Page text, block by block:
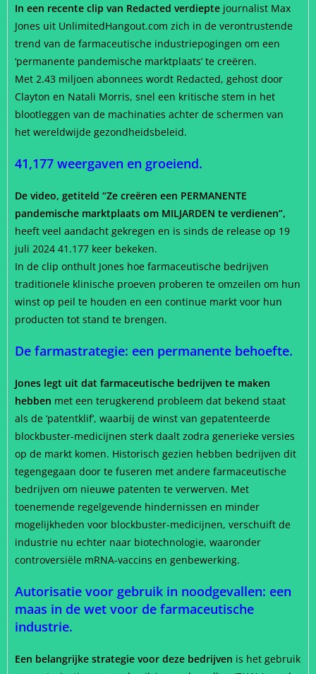
In een recente clip van Redacted verdiepte journalist Max
Jones uit UnlimitedHangout.com zich in de verontrustende
trend van de farmaceutische industriepogingen om een
‘permanente pandemische marktplaats’ te creëren.
Met 2.43 miljoen abonnees wordt Redacted, gehost door
Clayton en Natali Morris, snel een kritische stem in het
blootleggen van de machinaties achter de schermen van
het wereldwijde gezondheidsbeleid.
41,177 weergaven en groeiend.
De video, getiteld “Ze creëren een PERMANENTE
pandemische marktplaats om MILJARDEN te verdienen”,
heeft veel aandacht gekregen en is sinds de release op 19
juli 2024 41.177 keer bekeken.
In de clip onthult Jones hoe farmaceutische bedrijven
traditionele klinische proeven proberen te omzeilen om hun
winst op peil te houden en een continue markt voor hun
producten tot stand te brengen.
De farmastrategie: een permanente behoefte.
Jones legt uit dat farmaceutische bedrijven te maken
hebben met een terugkerend probleem dat bekend staat
als de ‘patentklif’, waarbij de winst van gepatenteerde
blockbuster-medicijnen sterk daalt zodra generieke versies
op de markt komen. Historisch gezien hebben bedrijven dit
tegengegaan door te fuseren met andere farmaceutische
bedrijven om nieuwe patenten te verwerven. Met
toenemende regelgevende hindernissen en minder
mogelijkheden voor blockbuster-medicijnen, verschuift de
industrie nu echter naar biotechnologie, waaronder
controversiële mRNA-vaccins en genbewerking.
Autorisatie voor gebruik in noodgevallen: een
maas in de wet voor de farmaceutische
industrie.
Een belangrijke strategie voor deze bedrijven is het gebruik